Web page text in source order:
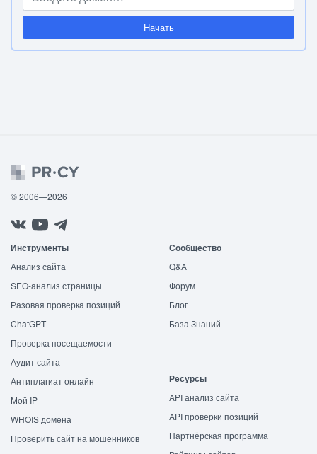
Начать
© 2006—2026
Инструменты
Анализ сайта
SEO-анализ страницы
Разовая проверка позиций
ChatGPT
Проверка посещаемости
Аудит сайта
Антиплагиат онлайн
Мой IP
WHOIS домена
Проверить сайт на мошенников
Сообщество
Q&A
Форум
Блог
База Знаний
Ресурсы
API анализ сайта
API проверки позиций
Партнёрская программа